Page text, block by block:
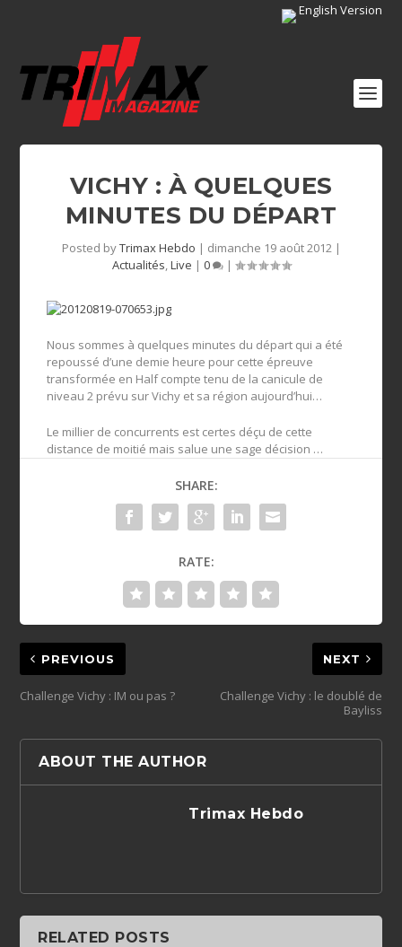
English Version
VICHY : À QUELQUES
MINUTES DU DÉPART
Posted byTrimax Hebdo | dimanche 19 août 2012|
Actualités,Live | 0 |
Nous sommes à quelques minutes du départ qui a été
repoussé d’une demie heure pour cette épreuve
transformée en Half compte tenu de la canicule de
niveau 2 prévu sur Vichy et sa région aujourd’hui…
Le millier de concurrents est certes déçu de cette
distance de moitié mais salue une sage décision …
SHARE:
RATE:
PREVIOUS
Challenge Vichy : IM ou pas ?
NEXT
Challenge Vichy : le doublé de
Bayliss
ABOUT THE AUTHOR
Trimax Hebdo
RELATED POSTS